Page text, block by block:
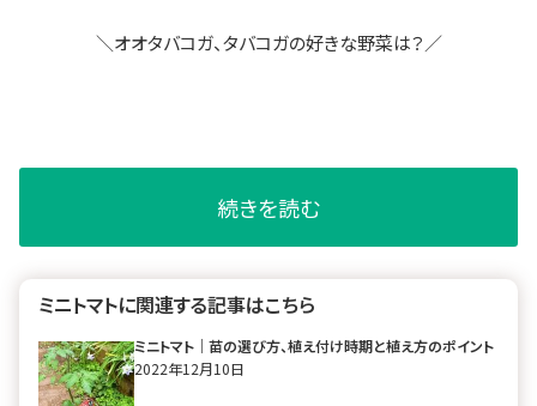
＼オオタバコガ、タバコガの好きな野菜は？／
続きを読む
ミニトマトに関連する記事はこちら
ミニトマト｜苗の選び方、植え付け時期と植え方のポイント
2022年12月10日